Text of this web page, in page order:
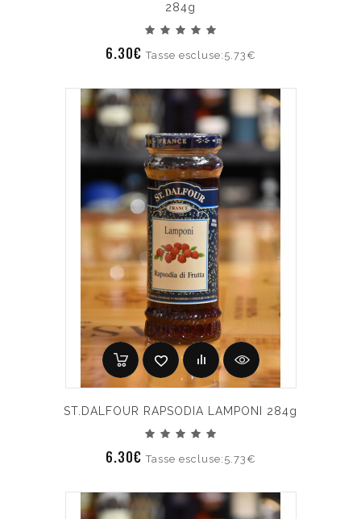
284g
6.30€Tasse escluse:5.73€
ST.DALFOUR RAPSODIA LAMPONI 284g
6.30€Tasse escluse:5.73€